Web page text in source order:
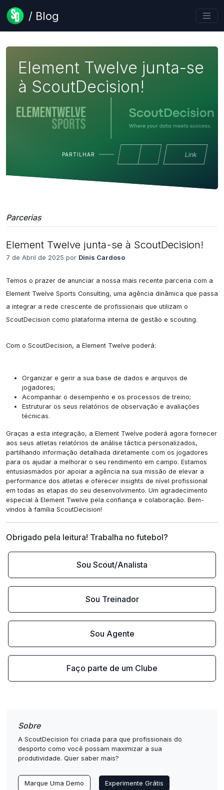
/ Blog
Element Twelve junta-se
à ScoutDecision!
PARTILHAR Link
Parcerias
Element Twelve junta-se à ScoutDecision!
7 de Abril de 2025 por Dinis Cardoso
Temos o prazer de anunciar a nossa mais recente parceria com a
Element Twelve Sports Consulting, uma agência dinâmica que passa
a integrar a rede crescente de profissionais que utilizam o
ScoutDecision como plataforma interna de gestão e scouting.
Com o ScoutDecision, a Element Twelve poderá:
Organizar e gerir a sua base de dados e arquivos de
jogadores;
Acompanhar o desempenho e os processos de treino;
Estruturar os seus relatórios de observação e avaliações
técnicas.
Graças a esta integração, a Element Twelve poderá agora fornecer
aos seus atletas relatórios de análise táctica personalizados,
partilhando informação detalhada diretamente com os jogadores
para os ajudar a melhorar o seu rendimento em campo. Estamos
entusiasmados por apoiar a agência na sua missão de elevar a
performance dos atletas e oferecer insights de nível profissional
em todas as etapas do seu desenvolvimento. Um agradecimento
especial à Element Twelve pela confiança e colaboração. Bem-
vindos à família ScoutDecision!
Obrigado pela leitura! Trabalha no futebol?
Sou Scout/Analista
Sou Treinador
Sou Agente
Faço parte de um Clube
Sobre
A ScoutDecision foi criada para que profissionais do
desporto como você possam maximizar a sua
produtividade. Quer saber mais?
Marque Uma Demo Experimente Grátis